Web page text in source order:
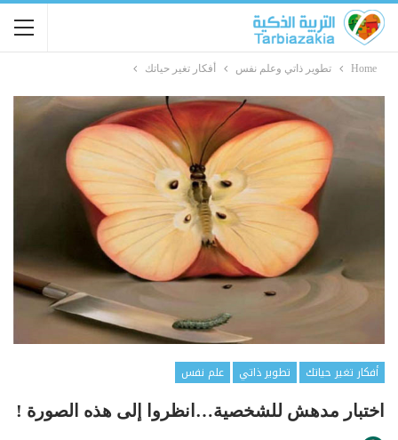
Home تطوير ذاتي وعلم نفس أفكار تغير حياتك
أفكار تغير حياتك تطوير ذاتي
علم نفس
اختبار مدهش للشخصية…انظروا إلى هذه الصورة !